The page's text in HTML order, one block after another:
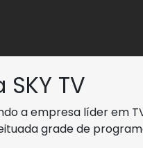
TV
a empresa líder em
grade de